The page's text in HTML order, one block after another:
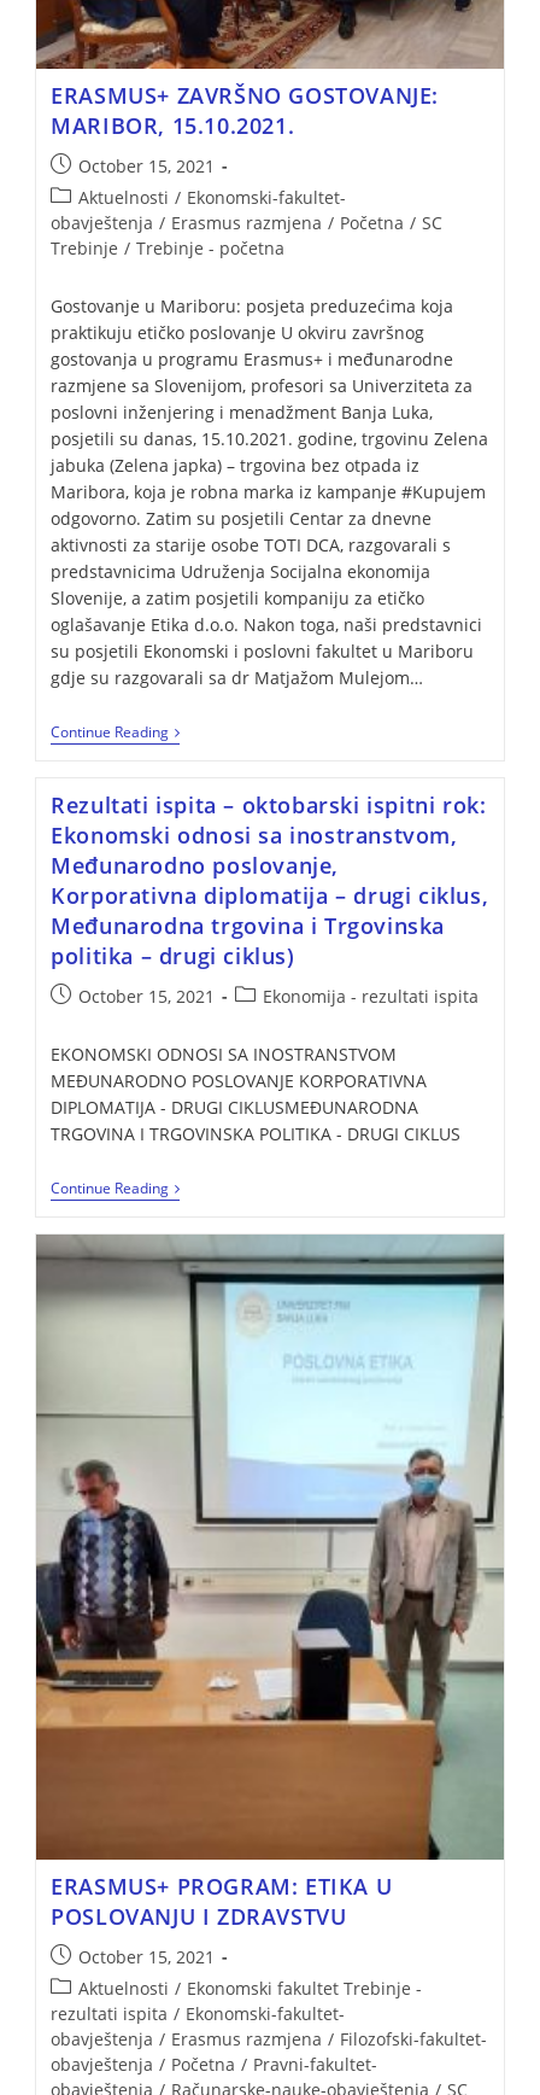
ERASMUS+ ZAVRŠNO GOSTOVANJE:
MARIBOR, 15.10.2021.
October 15, 2021
Aktuelnosti / Ekonomski-fakultet-
obavještenja / Erasmus razmjena / Početna / SC
Trebinje / Trebinje - početna
Gostovanje u Mariboru: posjeta preduzećima koja
praktikuju etičko poslovanje U okviru završnog
gostovanja u programu Erasmus+ i međunarodne
razmjene sa Slovenijom, profesori sa Univerziteta za
poslovni inženjering i menadžment Banja Luka,
posjetili su danas, 15.10.2021. godine, trgovinu Zelena
jabuka (Zelena japka) – trgovina bez otpada iz
Maribora, koja je robna marka iz kampanje #Kupujem
odgovorno. Zatim su posjetili Centar za dnevne
aktivnosti za starije osobe TOTI DCA, razgovarali s
predstavnicima Udruženja Socijalna ekonomija
Slovenije, a zatim posjetili kompaniju za etičko
oglašavanje Etika d.o.o. Nakon toga, naši predstavnici
su posjetili Ekonomski i poslovni fakultet u Mariboru
gdje su razgovarali sa dr Matjažom Mulejom…
Continue Reading
Rezultati ispita – oktobarski ispitni rok:
Ekonomski odnosi sa inostranstvom,
Međunarodno poslovanje,
Korporativna diplomatija – drugi ciklus,
Međunarodna trgovina i Trgovinska
politika – drugi ciklus)
October 15, 2021 Ekonomija - rezultati ispita
EKONOMSKI ODNOSI SA INOSTRANSTVOM
MEĐUNARODNO POSLOVANJE KORPORATIVNA
DIPLOMATIJA - DRUGI CIKLUSMEĐUNARODNA
TRGOVINA I TRGOVINSKA POLITIKA - DRUGI CIKLUS
Continue Reading
ERASMUS+ PROGRAM: ETIKA U
POSLOVANJU I ZDRAVSTVU
October 15, 2021
Aktuelnosti / Ekonomski fakultet Trebinje -
rezultati ispita / Ekonomski-fakultet-
obavještenja / Erasmus razmjena / Filozofski-fakultet-
obavještenja / Početna / Pravni-fakultet-
obavještenja / Računarske-nauke-obavještenja / SC